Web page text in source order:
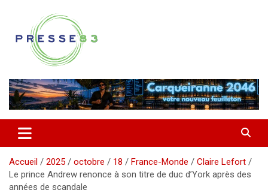
contenu
Presse 83
Accueil 2025 octobre 18 France-Monde
Claire Lefort
Le prince Andrew renonce à son titre de duc d’York après des
années de scandale